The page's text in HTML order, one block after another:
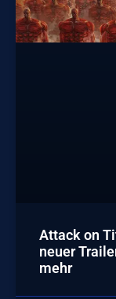
Attack on
neuer
mehr